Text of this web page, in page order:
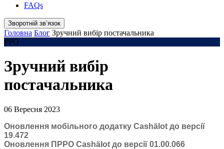
FAQs
Зворотній звʼязок
Головна Блог Зручний вибір постачальника
РРО
Зручний вибір
постачальника
06 Вересня 2023
Оновлення мобільного додатку Cashӓlot до версії
19.472
Оновлення ПРРО Cashӓlot до версії 01.00.066